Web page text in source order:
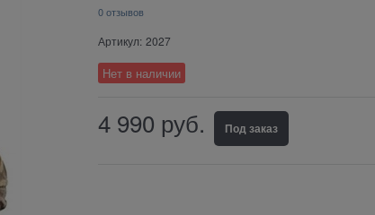
0 отзывов
Артикул: 2027
Нет в наличии
4 990 руб. Под заказ